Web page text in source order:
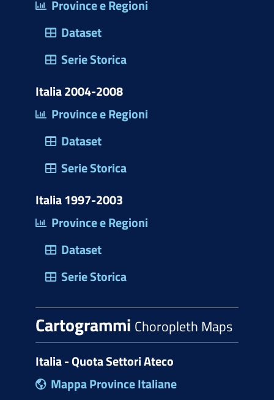
Province e Regioni
Dataset
Serie Storica
Italia 2004-2008
Province e Regioni
Dataset
Serie Storica
Italia 1997-2003
Province e Regioni
Dataset
Serie Storica
Cartogrammi Choropleth Maps
Italia - Quota Settori Ateco
Mappa Province Italiane